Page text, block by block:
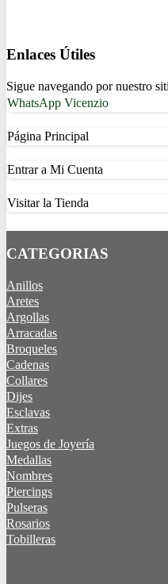
Enlaces Útiles
Sigue navegando por nuestro
WhatsApp Vicenzio
Página Principal
Entrar a Mi Cuenta
Visitar la Tienda
CATEGORIAS
Anillos
Aretes
Argollas
Arracadas
Broqueles
Cadenas
Collares
Dijes
Esclavas
Extras
Juegos de Joyería
Medallas
Nombres
Piercings
Pulseras
Rosarios
Tobilleras